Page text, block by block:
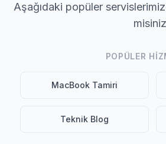
Aşağıdaki popüler
POPÜLER
MacBook Tamiri
Teknik Blog